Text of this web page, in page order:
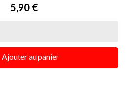
Prix
5,90 €
Ajouter au panier